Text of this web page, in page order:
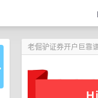
老倔驴证券开户巨靠